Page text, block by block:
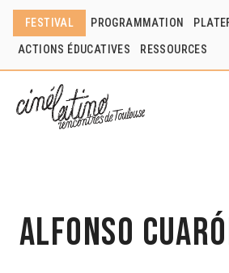
FESTIVAL PROGRAMMATION
ACTIONS ÉDUCATIVES RESSOURCES
Alfonso